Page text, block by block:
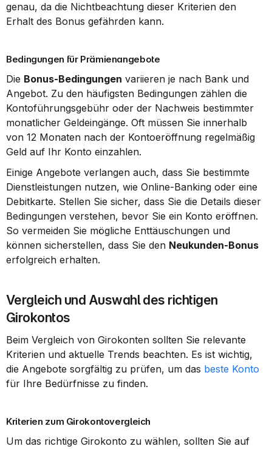
genau, da die Nichtbeachtung dieser Kriterien den
Erhalt des Bonus gefährden kann.
Bedingungen für Prämienangebote
Die Bonus-Bedingungen variieren je nach Bank und
Angebot. Zu den häufigsten Bedingungen zählen die
Kontoführungsgebühr oder der Nachweis bestimmter
monatlicher Geldeingänge. Oft müssen Sie innerhalb
von 12 Monaten nach der Kontoeröffnung regelmäßig
Geld auf Ihr Konto einzahlen.
Einige Angebote verlangen auch, dass Sie bestimmte
Dienstleistungen nutzen, wie Online-Banking oder eine
Debitkarte. Stellen Sie sicher, dass Sie die Details dieser
Bedingungen verstehen, bevor Sie ein Konto eröffnen.
So vermeiden Sie mögliche Enttäuschungen und
können sicherstellen, dass Sie den Neukunden-Bonus
erfolgreich erhalten.
Vergleich und Auswahl des richtigen
Girokontos
Beim Vergleich von Girokonten sollten Sie relevante
Kriterien und aktuelle Trends beachten. Es ist wichtig,
die Angebote sorgfältig zu prüfen, um das beste Konto
für Ihre Bedürfnisse zu finden.
Kriterien zum Girokontovergleich
Um das richtige Girokonto zu wählen, sollten Sie auf